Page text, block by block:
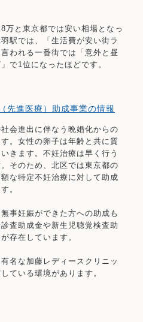
万と東京都では安い相場となっ
駅では、「生活費が安い街ラ
われる一番街では「意外と昼
で1位になったほどです。
先進医療）助成事業の情報
会進出に伴なう晩婚化からの
。女性の卵子は年齢と共に質
きます。不妊治療は早く行う
そのため、北区では東京都の
な特定不妊治療に対して助成
。
事妊娠ができた方への助成も
査助成金や新生児聴覚検査助
存在しています。
名な加藤レディースクリニッ
ている環境があります。